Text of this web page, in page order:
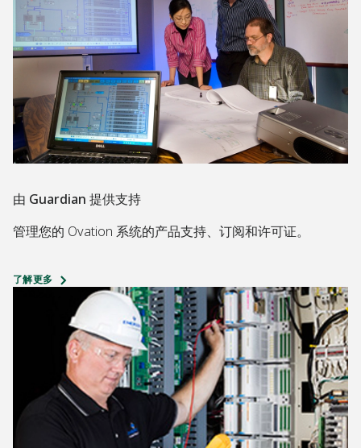
由 Guardian 提供支持
管理您的 Ovation 系统的产品支持、订阅和许可证。
了解更多